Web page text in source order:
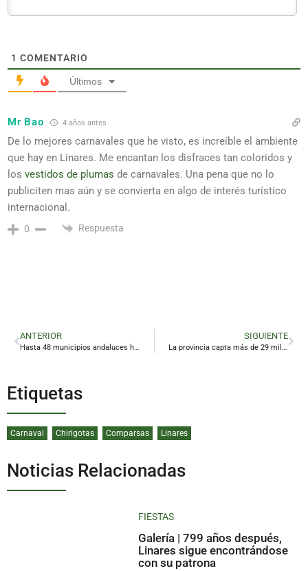
1 COMENTARIO
Últimos
Mr Bao 4 años antes
De lo mejores carnavales que he visto, es increíble el ambiente
que hay en Linares. Me encantan los disfraces tan coloridos y
los vestidos de plumas de carnavales. Una pena que no lo
publiciten mas aún y se convierta en algo de interés turístico
internacional.
0 Respuesta
ANTERIOR
Hasta 48 municipios andaluces han cambiado de alcalde este mandato
SIGUIENTE
La provincia capta más de 29 millones de euros de los fondos Next Generation
Etiquetas
Carnaval Chirigotas Comparsas Linares
Noticias Relacionadas
FIESTAS
Galería | 799 años después,
Linares sigue encontrándose
con su patrona